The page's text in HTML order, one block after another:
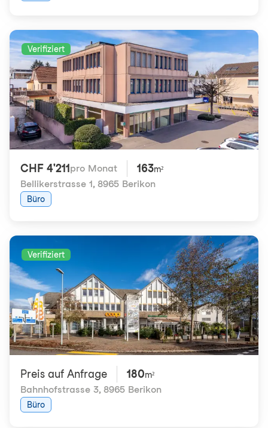
Verifiziert
CHF 4'211 pro Monat 163m²
Bellikerstrasse 1, 8965 Berikon
Büro
Verifiziert
Preis auf Anfrage 180m²
Bahnhofstrasse 3, 8965 Berikon
Büro